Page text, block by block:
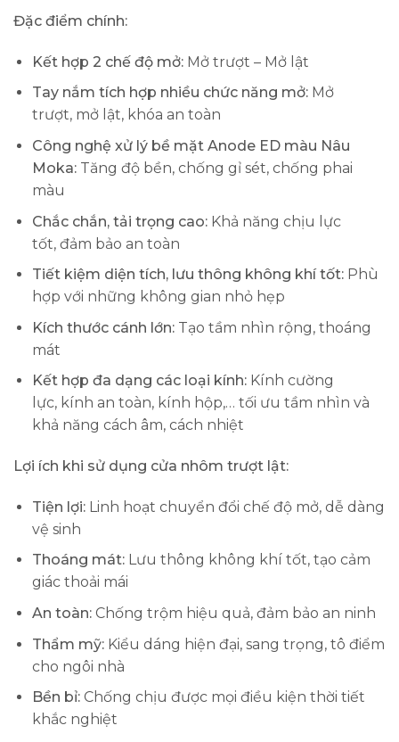
Đặc điểm chính:
Kết hợp 2 chế độ mở:Mở trượt – Mở lật
Tay nắm tích hợp nhiều chức năng mở:Mở
trượt, mở lật, khóa an toàn
Công nghệ xử lý bề mặt Anode ED màu Nâu
Moka:Tăng độ bền, chống gỉ sét, chống phai
màu
Chắc chắn, tải trọng cao:Khả năng chịu lực
tốt, đảm bảo an toàn
Tiết kiệm diện tích, lưu thông không khí tốt:Phù
hợp với những không gian nhỏ hẹp
Kích thước cánh lớn:Tạo tầm nhìn rộng, thoáng
mát
Kết hợp đa dạng các loại kính:Kính cường
lực, kính an toàn, kính hộp,… tối ưu tầm nhìn và
khả năng cách âm, cách nhiệt
Lợi ích khi sử dụng cửa nhôm trượt lật:
Tiện lợi:Linh hoạt chuyển đổi chế độ mở, dễ dàng
vệ sinh
Thoáng mát:Lưu thông không khí tốt, tạo cảm
giác thoải mái
An toàn:Chống trộm hiệu quả, đảm bảo an ninh
Thẩm mỹ:Kiểu dáng hiện đại, sang trọng, tô điểm
cho ngôi nhà
Bền bỉ:Chống chịu được mọi điều kiện thời tiết
khắc nghiệt